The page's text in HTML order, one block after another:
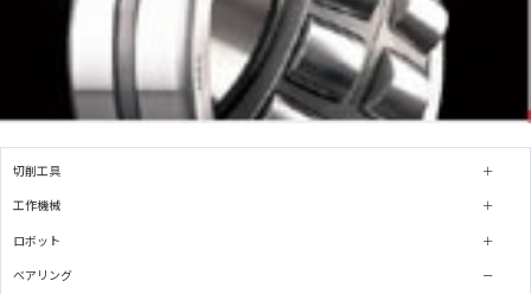
切削工具
工作機械
ロボット
ベアリング